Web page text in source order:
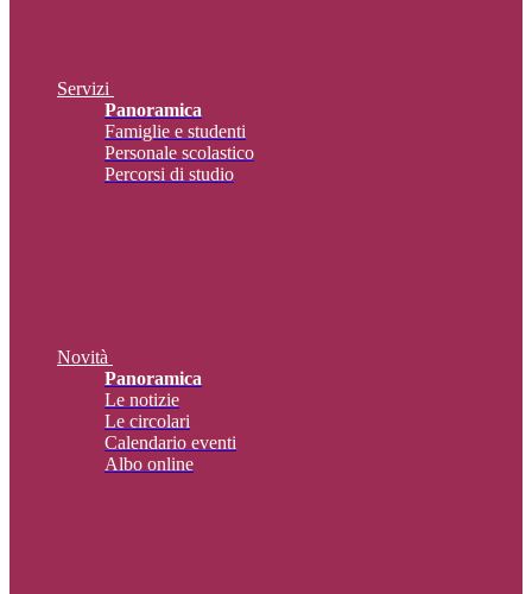
Servizi
Panoramica
Famiglie e studenti
Personale scolastico
Percorsi di studio
Novità
Panoramica
Le notizie
Le circolari
Calendario eventi
Albo online